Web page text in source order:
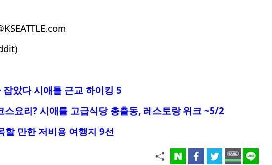
잡았다 시애틀 근교 하이킹 5
스요리? 시애틀 고급식당 총출동, 레스토랑 위크 ~5/2
할 만한 저비용 여행지 9선